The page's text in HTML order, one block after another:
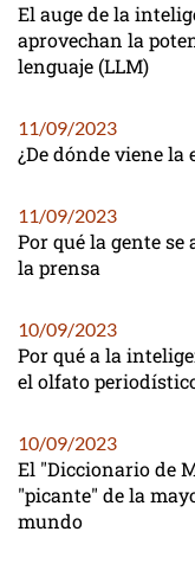
El auge de la
aprovechan la
lenguaje (LLM)
11/09/2023
¿De dónde viene la
11/09/2023
Por qué la gente
la prensa
10/09/2023
Por qué a la
el olfato
10/09/2023
El "Diccionario de
"picante" de la
mundo